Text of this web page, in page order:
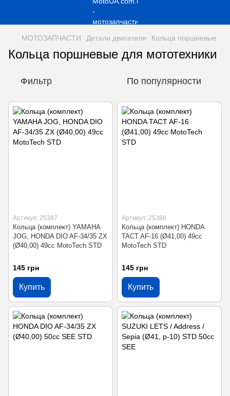
МОТОЗАПЧАСТИ Детали двигателя Кольца поршневые
Кольца поршневые для мототехники
Фильтр По популярности
Артикул: 25387
Кольца (комплект) YAMAHA
JOG, HONDA DIO AF-34/35 ZX
(Ø40,00) 49cc MotoTech STD
145 грн
Купить
Артикул: 25388
Кольца (комплект) HONDA
TACT AF-16 (Ø41,00) 49cc
MotoTech STD
145 грн
Купить